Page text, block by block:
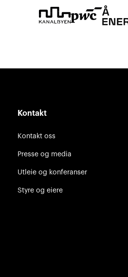
Kontakt
Kontakt oss
Presse og media
Utleie og konferanser
Styre og eiere